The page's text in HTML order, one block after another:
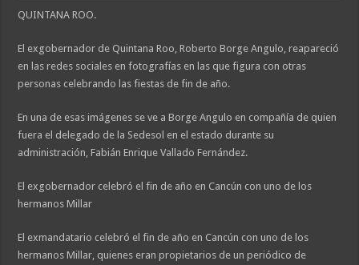
QUINTANA ROO.
El exgobernador de Quintana Roo, Roberto Borge Angulo, reapareció
en las redes sociales en fotografías en las que figura con otras
personas celebrando las fiestas de fin de año.
En una de esas imágenes se ve a Borge Angulo en compañía de quien
fuera el delegado de la Sedesol en el estado durante su
administración, Fabián Enrique Vallado Fernández.
El exgobernador celebró el fin de año en Cancún con uno de los
hermanos Millar
El exmandatario celebró el fin de año en Cancún con uno de los
hermanos Millar, quienes eran propietarios de un periódico de